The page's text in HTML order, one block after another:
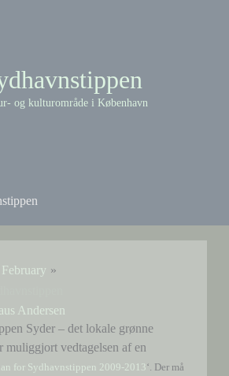
og kulturområde i København
February
Andersen
Syder – det lokale grønne
muliggjort vedtagelsen af en
for Sydhavnstippen 2009-2013‘. Der må